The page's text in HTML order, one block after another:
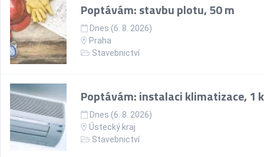
Poptávám: stavbu plotu, 50 m
Dnes (6. 8. 2026)
Praha
Stavebnictví
Poptávám: instalaci klimatizace, 1
Dnes (6. 8. 2026)
Ústecký kraj
Stavebnictví